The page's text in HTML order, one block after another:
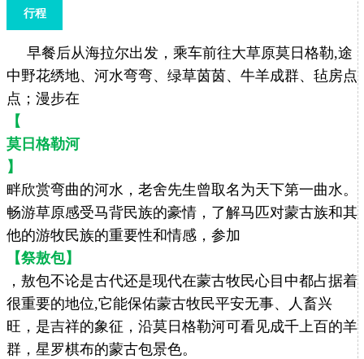
行程
早餐后从海拉尔出发，乘车前往大草原莫日格勒,途
中野花绣地、河水弯弯、绿草茵茵、牛羊成群、毡房点
点；漫步在
【
莫日格勒河
】
畔欣赏弯曲的河水，老舍先生曾取名为天下第一曲水。
畅游草原感受马背民族的豪情，了解马匹对蒙古族和其
他的游牧民族的重要性和情感，参加
【祭敖包】
，敖包不论是古代还是现代在蒙古牧民心目中都占据着
很重要的地位,它能保佑蒙古牧民平安无事、人畜兴
旺，是吉祥的象征，沿莫日格勒河可看见成千上百的羊
群，星罗棋布的蒙古包景色。